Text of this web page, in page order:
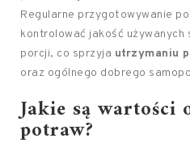
Regularne przygotowywanie
kontrolować jakość używanych
porcji, co sprzyja utrzymaniu
oraz ogólnego dobrego
Jakie są wartości
potraw?